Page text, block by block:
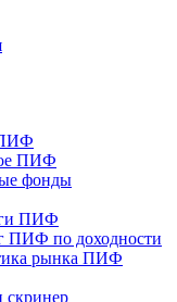
ПИФ
фонды
ПИФ
ПИФ по доходности
рынка ПИФ
скринер